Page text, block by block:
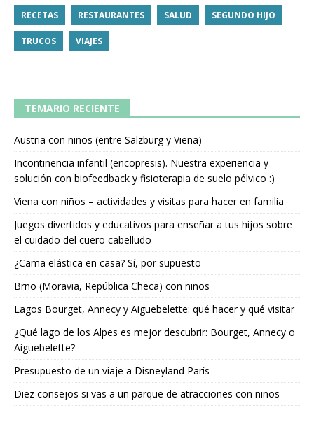
RECETAS RESTAURANTES SALUD SEGUNDO HIJO
TRUCOS VIAJES
TEMARIO RECIENTE
Austria con niños (entre Salzburg y Viena)
Incontinencia infantil (encopresis). Nuestra experiencia y
solución con biofeedback y fisioterapia de suelo pélvico :)
Viena con niños – actividades y visitas para hacer en familia
Juegos divertidos y educativos para enseñar a tus hijos sobre
el cuidado del cuero cabelludo
¿Cama elástica en casa? Sí, por supuesto
Brno (Moravia, República Checa) con niños
Lagos Bourget, Annecy y Aiguebelette: qué hacer y qué visitar
¿Qué lago de los Alpes es mejor descubrir: Bourget, Annecy o
Aiguebelette?
Presupuesto de un viaje a Disneyland París
Diez consejos si vas a un parque de atracciones con niños